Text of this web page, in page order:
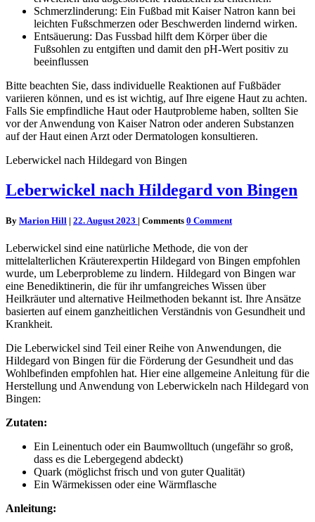
Schmerzlinderung: Ein Fußbad mit Kaiser Natron kann bei
leichten Fußschmerzen oder Beschwerden lindernd wirken.
Entsäuerung: Das Fussbad hilft dem Körper über die
Fußsohlen zu entgiften und damit den pH-Wert positiv zu
beeinflussen
Bitte beachten Sie, dass individuelle Reaktionen auf Fußbäder
variieren können, und es ist wichtig, auf Ihre eigene Haut zu achten.
Falls Sie empfindliche Haut oder Hautprobleme haben, sollten Sie
vor der Anwendung von Kaiser Natron oder anderen Substanzen
auf der Haut einen Arzt oder Dermatologen konsultieren.
Leberwickel nach Hildegard von Bingen
Leberwickel nach Hildegard von Bingen
By Marion Hill | 22. August 2023 | Comments 0 Comment
Leberwickel sind eine natürliche Methode, die von der
mittelalterlichen Kräuterexpertin Hildegard von Bingen empfohlen
wurde, um Leberprobleme zu lindern. Hildegard von Bingen war
eine Benediktinerin, die für ihr umfangreiches Wissen über
Heilkräuter und alternative Heilmethoden bekannt ist. Ihre Ansätze
basierten auf einem ganzheitlichen Verständnis von Gesundheit und
Krankheit.
Die Leberwickel sind Teil einer Reihe von Anwendungen, die
Hildegard von Bingen für die Förderung der Gesundheit und das
Wohlbefinden empfohlen hat. Hier eine allgemeine Anleitung für die
Herstellung und Anwendung von Leberwickeln nach Hildegard von
Bingen:
Zutaten:
Ein Leinentuch oder ein Baumwolltuch (ungefähr so groß,
dass es die Lebergegend abdeckt)
Quark (möglichst frisch und von guter Qualität)
Ein Wärmekissen oder eine Wärmflasche
Anleitung: